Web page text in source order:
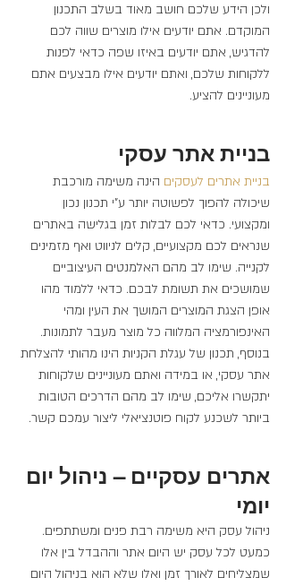
ולכן הידע שלכם חושב מאוד בשלב התכנון
המוקדם. אתם יודעים אילו מוצרים שווה לכם
להדגיש, אתם יודעים באיזו שפה כדאי לפנות
ללקוחות שלכם, ואתם יודעים אילו מבצעים אתם
מעוניינים להציע.
בניית אתר עסקי
בניית אתרים לעסקים הינה משימה מורכבת
שיכולה להפוך לפשוטה יותר ע"י תכנון נכון
ומקצועי. כדאי לכם לבלות זמן בגלישה באתרים
שנראים לכם מקצועיים, קלים לניווט ואף מזמינים
לקנייה. שימו לב מהם האלמנטים העיצוביים
שמושכים את תשומת לבכם. כדאי ללמוד מהו
אופן הצגת המוצרים המושך את העין ומהי
האינפורמציה המלווה כל מוצר מעבר לתמונות.
בנוסף, תכנון של עגלת הקניות הינו מהותי להצלחת
אתר עסקי, או במידה ואתם מעוניינים שלקוחות
יתקשרו אליכם, שימו לב מהם הדרכים הטובות
ביותר לשכנע לקוח פוטנציאלי ליצור עמכם קשר.
אתרים עסקיים – ניהול יום
יומי
ניהול עסק היא משימה רבת פנים ומשתתפים.
כמעט לכל עסק יש היום אתר וההבדל בין אלו
שמצליחים לאורך זמן ואלו שלא הוא בניהול היום